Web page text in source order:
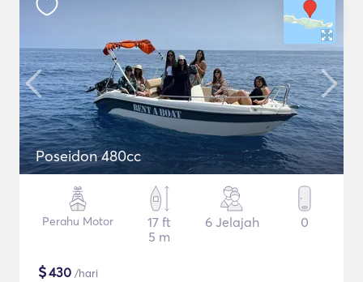
Poseidon 480cc
Perahu Motor
17 ft
5 m
6 Jelajah 0
$430 /hari